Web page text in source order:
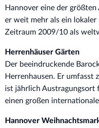
Hannover eine der
er weit mehr als ein
Zeitraum 2009/10 als
Herrenhäuser Gärten
Der beeindruckende
Herrenhausen. Er umfasst
ist jährlich Austragungsort
einen großen
Hannover